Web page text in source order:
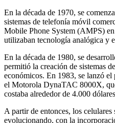
En la década de 1970, se
sistemas de telefonía móvil
Mobile Phone System (AMPS)
utilizaban tecnología analógica y
En la década de 1980, se
permitió la creación de sistemas
económicos. En 1983, se lanzó
el Motorola DynaTAC 8000X,
costaba alrededor de 4.000
A partir de entonces, los
evolucionando, con la